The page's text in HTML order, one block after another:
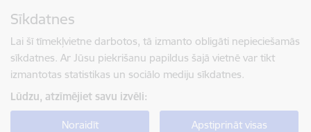
Sīkdatnes
Lai šī tīmekļvietne darbotos, tā izmanto obligāti nepieciešamās
sīkdatnes. Ar Jūsu piekrišanu papildus šajā vietnē var tikt
izmantotas statistikas un sociālo mediju sīkdatnes.
Lūdzu, atzīmējiet savu izvēli:
Noraidīt Apstiprināt visas